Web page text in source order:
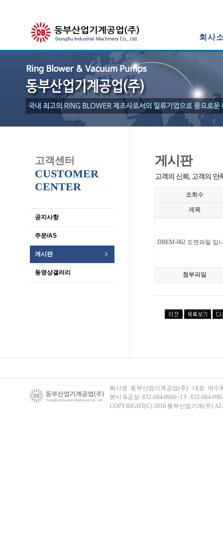
회사
고객센터
CUSTOMER
CENTER
공지사항
주문/AS
게시판
동영상갤러리
게시판
고객의 신뢰, 고객의 만
조회수
제목
DBEM-062 도면파일 입
첨부파일
회사명: 동부산업기계공업(주) 대표: 박수
본사 &공장: 032-684-0960~1 F: 032-684-
COPYRIGHT(C) 2016 동부산업기계(주)